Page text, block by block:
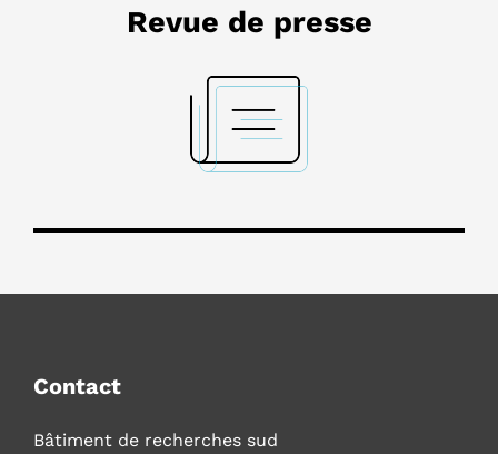
Revue de presse
Contact
Bâtiment de recherches sud